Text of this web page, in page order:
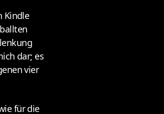
Kindle
dar; es
vier
für die